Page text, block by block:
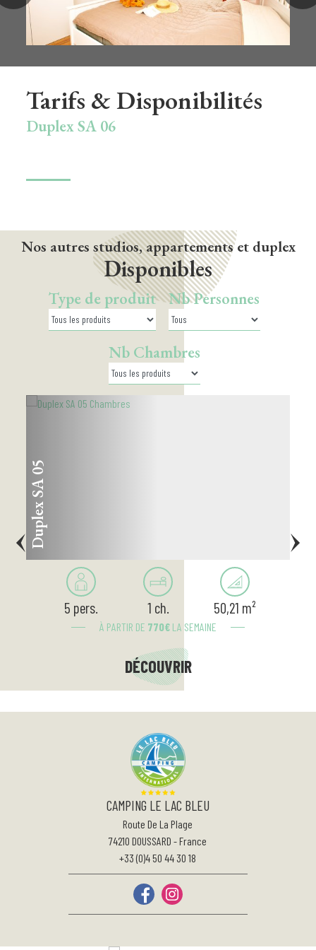
lavabo, wc
Balcon (8,53 M²)
Parking privé
Tarifs & Disponibilités
Duplex SA 06
Nos autres studios, appartements et duplex
Disponibles
Type de produit Nb Personnes
Nb Chambres
D
u
p
l
e
x
S
A
0
5
5 pers. 1 ch. 50,21 m²
À PARTIR DE 770€ LA SEMAINE
DÉCOUVRIR
CAMPING LE LAC BLEU
Route De La Plage
74210 DOUSSARD -France
+33 (0)4 50 44 30 18